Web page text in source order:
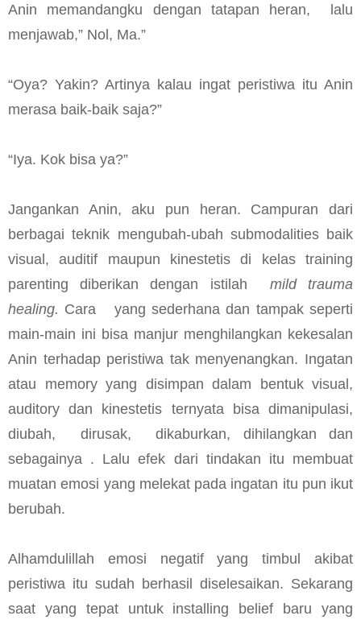
Anin memandangku dengan tatapan heran, lalu
menjawab,” Nol, Ma.”
“Oya? Yakin? Artinya kalau ingat peristiwa itu Anin
merasa baik-baik saja?”
“Iya. Kok bisa ya?”
Jangankan Anin, aku pun heran. Campuran dari
berbagai teknik mengubah-ubah submodalities baik
visual, auditif maupun kinestetis di kelas training
parenting diberikan dengan istilah mild trauma
healing. Cara
yang sederhana dan tampak seperti
main-main ini bisa manjur menghilangkan kekesalan
Anin terhadap peristiwa tak menyenangkan. Ingatan
atau memory yang disimpan dalam bentuk visual,
auditory dan kinestetis ternyata bisa dimanipulasi,
diubah, dirusak, dikaburkan, dihilangkan dan
sebagainya . Lalu efek dari tindakan itu membuat
muatan emosi yang melekat pada ingatan itu pun ikut
berubah.
Alhamdulillah emosi negatif yang timbul akibat
peristiwa itu sudah berhasil diselesaikan. Sekarang
saat yang tepat untuk installing belief baru yang